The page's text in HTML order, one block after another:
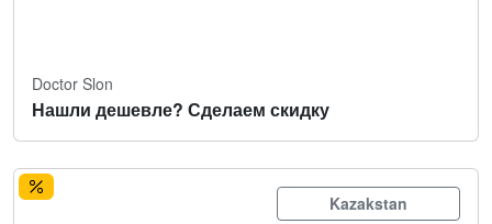
Doctor Slon
Нашли дешевле? Сделаем скидку
Kazakstan